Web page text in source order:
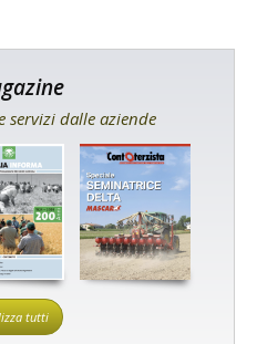
servizi dalle aziende
tutti